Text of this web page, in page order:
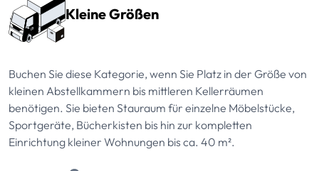
Kleine Größen
Buchen Sie diese Kategorie, wenn Sie Platz in der Größe von
kleinen Abstellkammern bis mittleren Kellerräumen
benötigen. Sie bieten Stauraum für einzelne Möbelstücke,
Sportgeräte, Bücherkisten bis hin zur kompletten
Einrichtung kleiner Wohnungen bis ca. 40 m².